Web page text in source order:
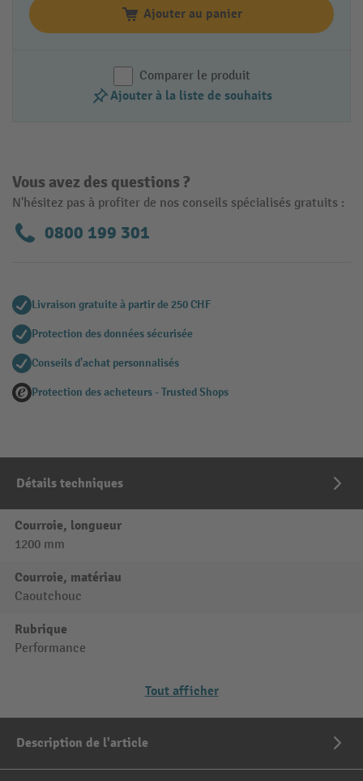
Ajouter au panier
Comparer le produit
Ajouter à la liste de souhaits
Vous avez des questions ?
N'hésitez pas à profiter de nos conseils spécialisés gratuits :
0800 199 301
Livraison gratuite à partir de 250 CHF
Protection des données sécurisée
Conseils d'achat personnalisés
Protection des acheteurs - Trusted Shops
Détails techniques
Courroie, longueur
1200 mm
Courroie, matériau
Caoutchouc
Rubrique
Performance
Tout afficher
Description de l'article